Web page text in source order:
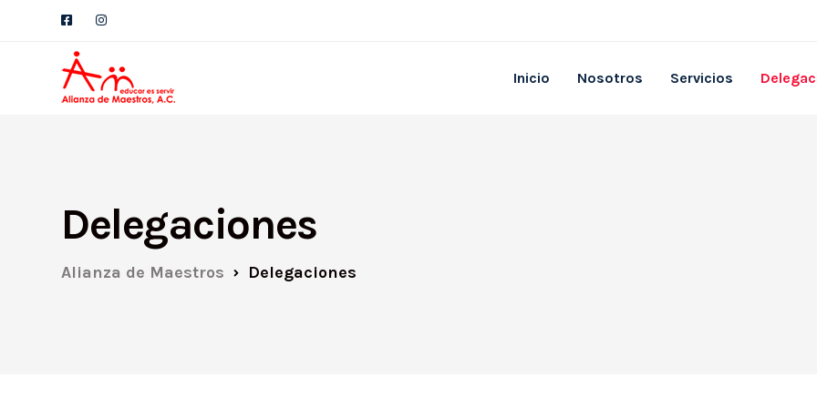
Inicio Nosotros Servicios
Delegaciones
Alianza de Maestros Delegaciones